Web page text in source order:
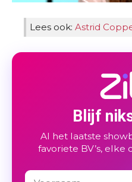
Lees ook: Astrid
Blijf
Al het laatste
favoriete BV’s, elke